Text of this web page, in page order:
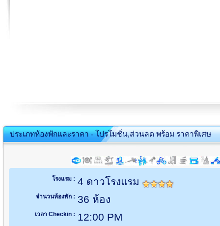
ประเภทห้องพักและราคา - โปรโมชั่น,ส่วนลด พร้อม ราคาพิเศษ
โรงแรม : 4 ดาวโรงแรม
จำนวนห้องพัก : 36 ห้อง
เวลา Checkin : 12:00 PM